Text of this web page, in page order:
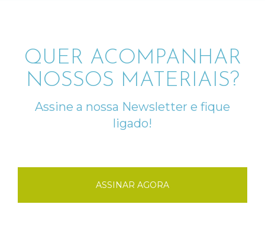
QUER ACOMPANHAR
NOSSOS MATERIAIS?
Assine a nossa Newsletter e fique
ligado!
ASSINAR AGORA